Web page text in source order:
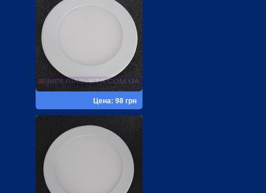
Цена: 98 грн